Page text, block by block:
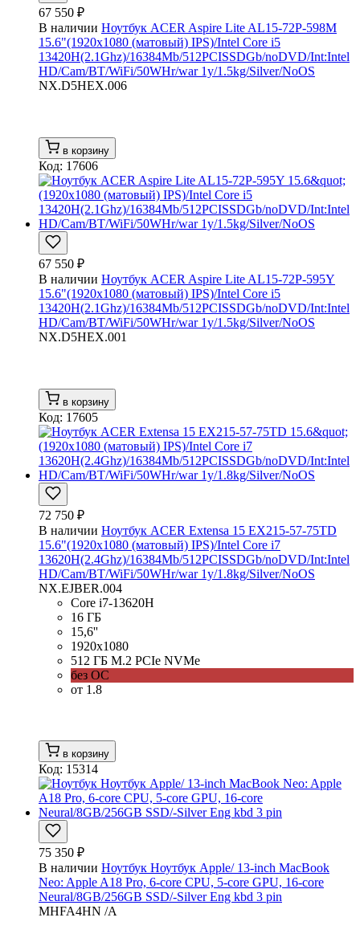
67 550 ₽
В наличии Ноутбук ACER Aspire Lite AL15-72P-598M
15.6"(1920x1080 (матовый) IPS)/Intel Core i5
13420H(2.1Ghz)/16384Mb/512PCISSDGb/noDVD/Int:Intel
HD/Cam/BT/WiFi/50WHr/war 1y/1.5kg/Silver/NoOS
NX.D5HEX.006
в корзину
Код: 17606
67 550 ₽
В наличии Ноутбук ACER Aspire Lite AL15-72P-595Y
15.6"(1920x1080 (матовый) IPS)/Intel Core i5
13420H(2.1Ghz)/16384Mb/512PCISSDGb/noDVD/Int:Intel
HD/Cam/BT/WiFi/50WHr/war 1y/1.5kg/Silver/NoOS
NX.D5HEX.001
в корзину
Код: 17605
72 750 ₽
В наличии Ноутбук ACER Extensa 15 EX215-57-75TD
15.6"(1920x1080 (матовый) IPS)/Intel Core i7
13620H(2.4Ghz)/16384Mb/512PCISSDGb/noDVD/Int:Intel
HD/Cam/BT/WiFi/50WHr/war 1y/1.8kg/Silver/NoOS
NX.EJBER.004
Core i7-13620H
16 ГБ
15,6''
1920x1080
512 ГБ M.2 PCIe NVMe
без ОС
от 1.8
в корзину
Код: 15314
75 350 ₽
В наличии Ноутбук Ноутбук Apple/ 13-inch MacBook
Neo: Apple A18 Pro, 6-core CPU, 5-core GPU, 16-core
Neural/8GB/256GB SSD/-Silver Eng kbd 3 pin
MHFA4HN /A